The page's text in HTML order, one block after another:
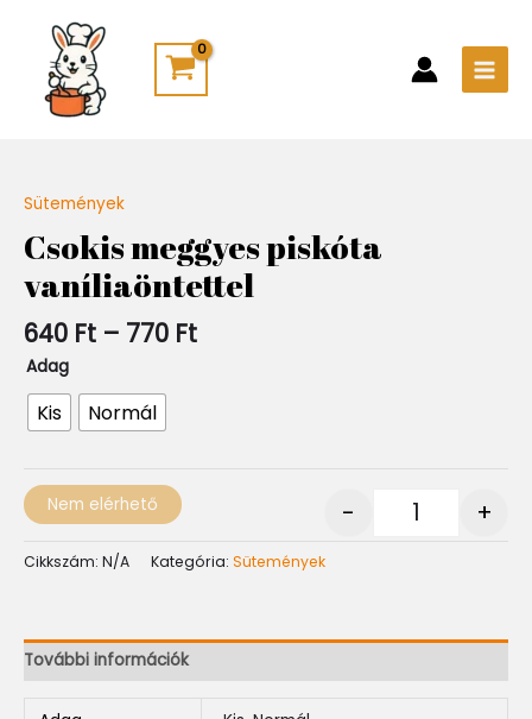
content
Sütemények
Csokis meggyes piskóta
vaníliaöntettel
640 Ft – 770 Ft
640 Ft
-
770 Ft
Adag
Kis Normál
- +
Nem elérhető
Cikkszám: N/A Kategória: Sütemények
További információk